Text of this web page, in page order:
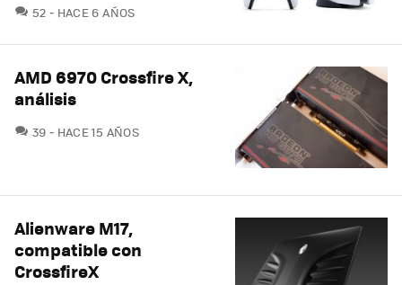
52 COMENTARIOS
HACE 6 AÑOS
AMD 6970 Crossfire X,
análisis
39 COMENTARIOS
HACE 15 AÑOS
Alienware M17,
compatible con
CrossfireX